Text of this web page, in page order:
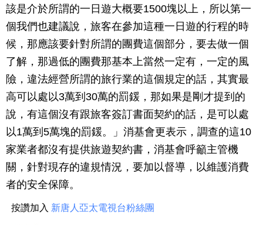
該是介於所謂的一日遊大概要1500塊以上，所以第一
個我們也建議說，旅客在參加這種一日遊的行程的時
候，那應該要針對所謂的團費這個部分，要去做一個
了解，那過低的團費那基本上當然一定有，一定的風
險，違法經營所謂的旅行業的這個規定的話，其實最
高可以處以3萬到30萬的罰鍰，那如果是剛才提到的
說，有這個沒有跟旅客簽訂書面契約的話，是可以處
以1萬到5萬塊的罰鍰。」消基會更表示，調查的這10
家業者都沒有提供旅遊契約書，消基會呼籲主管機
關，針對現存的違規情況，要加以督導，以維護消費
者的安全保障。
按讚加入 新唐人亞太電視台粉絲團